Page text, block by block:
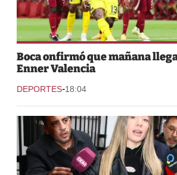
Boca onfirmó que mañana
Enner Valencia
DEPORTES-18:04